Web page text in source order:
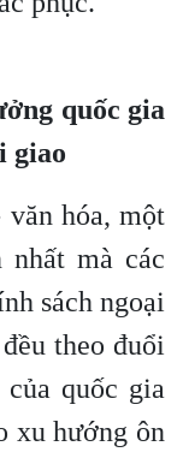
quốc gia
giao
hóa, một
nhất mà các
sách ngoại
theo đuổi
quốc gia
xu hướng ôn